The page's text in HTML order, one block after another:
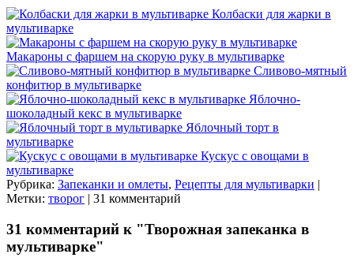
Колбаски для жарки в
мультиварке
Макароны с фаршем на скорую руку в мультиварке
Сливово-мятный
конфитюр в мультиварке
Яблочно-
шоколадный кекс в мультиварке
Яблочный торт в
мультиварке
Кускус с овощами в
мультиварке
Рубрика: Запеканки и омлеты, Рецепты для мультиварки |
Метки: творог | 31 комментарий
31 комментарий к "Творожная запеканка в
мультиварке"